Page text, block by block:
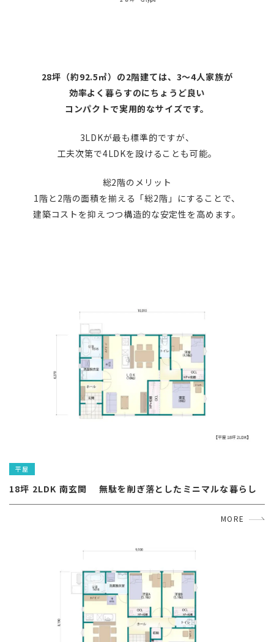
28坪（約92.5㎡）の2階建ては、3〜4人家族が
効率よく暮らすのにちょうど良い
コンパクトで実用的なサイズです。
3LDKが最も標準的ですが、
工夫次第で4LDKを設けることも可能。
総2階のメリット
1階と2階の面積を揃える「総2階」にすることで、
建築コストを抑えつつ構造的な安定性を高めます。
平屋
18坪 2LDK 南玄関 　無駄を削ぎ落としたミニマルな暮らし
MORE